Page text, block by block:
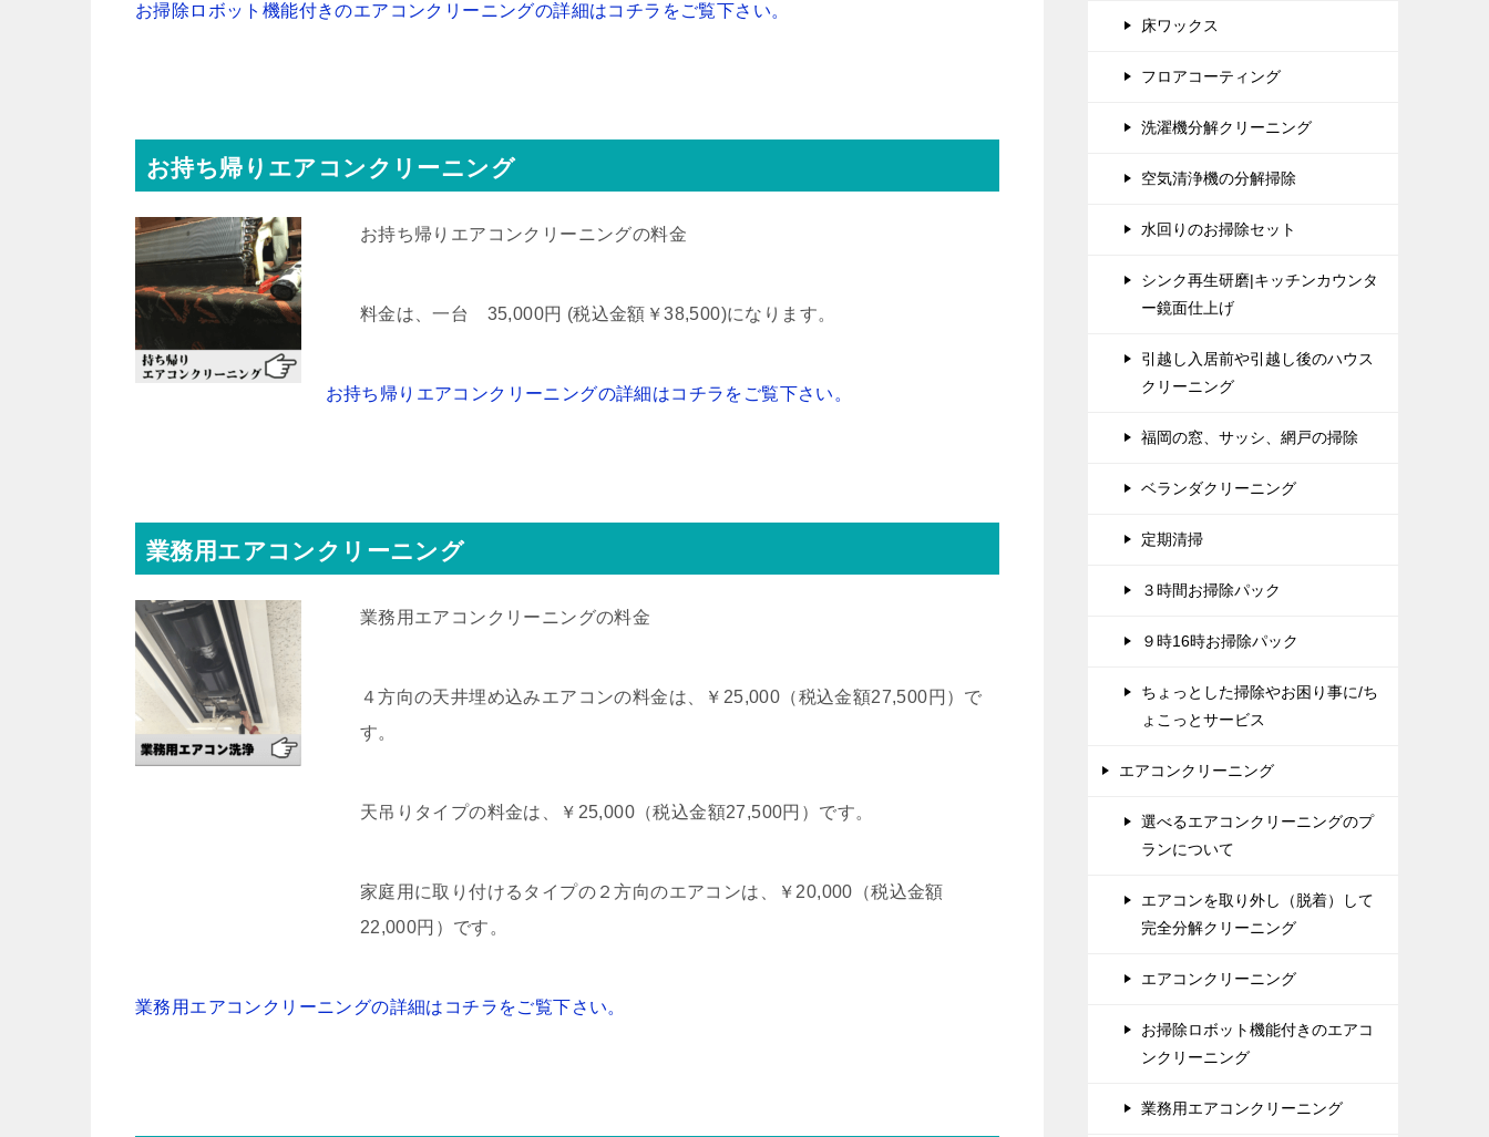
お掃除ロボット機能付きのエアコンクリーニングの詳細はコチラをご覧下さい。
お持ち帰りエアコンクリーニング
お持ち帰りエアコンクリーニングの料金
料金は、一台 35,000円 (税込金額￥38,500)になります。
お持ち帰りエアコンクリーニングの詳細はコチラをご覧下さい。
業務用エアコンクリーニング
業務用エアコンクリーニングの料金
４方向の天井埋め込みエアコンの料金は、￥25,000（税込金額27,500円）で
す。
天吊りタイプの料金は、￥25,000（税込金額27,500円）です。
家庭用に取り付けるタイプの２方向のエアコンは、￥20,000（税込金額
22,000円）です。
業務用エアコンクリーニングの詳細はコチラをご覧下さい。
床ワックス
フロアコーティング
洗濯機分解クリーニング
空気清浄機の分解掃除
水回りのお掃除セット
シンク再生研磨|キッチンカウンタ
ー鏡面仕上げ
引越し入居前や引越し後のハウス
クリーニング
福岡の窓、サッシ、網戸の掃除
ベランダクリーニング
定期清掃
３時間お掃除パック
９時16時お掃除パック
ちょっとした掃除やお困り事に/ち
ょこっとサービス
エアコンクリーニング
選べるエアコンクリーニングのプ
ランについて
エアコンを取り外し（脱着）して
完全分解クリーニング
エアコンクリーニング
お掃除ロボット機能付きのエアコ
ンクリーニング
業務用エアコンクリーニング